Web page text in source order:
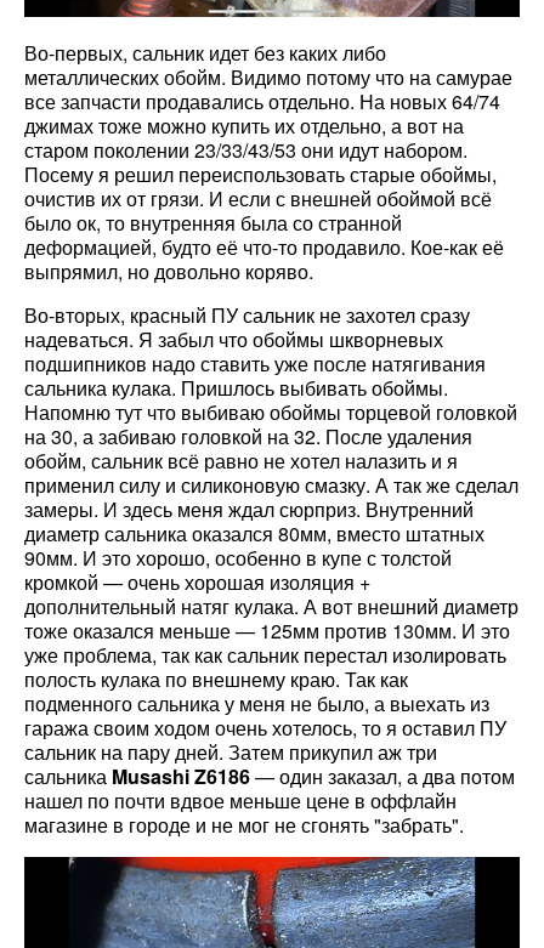
Во-первых, сальник идет без каких либо
металлических обойм. Видимо потому что на самурае
все запчасти продавались отдельно. На новых 64/74
джимах тоже можно купить их отдельно, а вот на
старом поколении 23/33/43/53 они идут набором.
Посему я решил переиспользовать старые обоймы,
очистив их от грязи. И если с внешней обоймой всё
было ок, то внутренняя была со странной
деформацией, будто её что-то продавило. Кое-как её
выпрямил, но довольно коряво.
Во-вторых, красный ПУ сальник не захотел сразу
надеваться. Я забыл что обоймы шкворневых
подшипников надо ставить уже после натягивания
сальника кулака. Пришлось выбивать обоймы.
Напомню тут что выбиваю обоймы торцевой головкой
на 30, а забиваю головкой на 32. После удаления
обойм, сальник всё равно не хотел налазить и я
применил силу и силиконовую смазку. А так же сделал
замеры. И здесь меня ждал сюрприз. Внутренний
диаметр сальника оказался 80мм, вместо штатных
90мм. И это хорошо, особенно в купе с толстой
кромкой — очень хорошая изоляция +
дополнительный натяг кулака. А вот внешний диаметр
тоже оказался меньше — 125мм против 130мм. И это
уже проблема, так как сальник перестал изолировать
полость кулака по внешнему краю. Так как
подменного сальника у меня не было, а выехать из
гаража своим ходом очень хотелось, то я оставил ПУ
сальник на пару дней. Затем прикупил аж три
сальника Musashi Z6186— один заказал, а два потом
нашел по почти вдвое меньше цене в оффлайн
магазине в городе и не мог не сгонять "забрать".